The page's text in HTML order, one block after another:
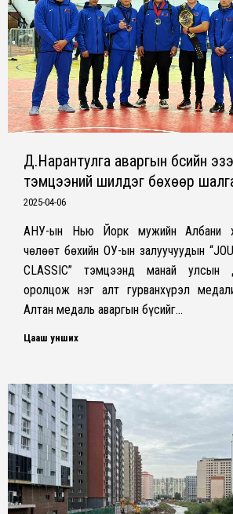
Д.Нарантулга аваргын бүсийн
тэмцээний шилдэг бөхөөр
2025-04-06
АНУ-ын Нью Йорк мужийн Албани
чөлөөт бөхийн ОУ-ын залуучуудын
CLASSIC” тэмцээнд манай улсын
оролцож нэг алт гурванхүрэл
Алтан медаль аваргын бүсийг…
Цааш унших